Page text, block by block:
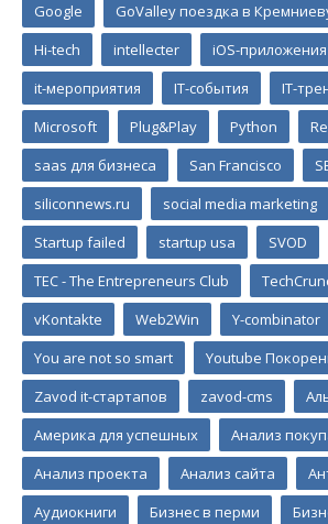
Google
GoValley поездка в
Hi-tech
intellecter
iOS-приложения
it-мероприятия
IT-события IT-
Microsoft
Plug&Play Python
saas для бизнеса
San Francisco
siliconnews.ru
social media marketing
Startup failed
startup usa
SVOD
TEC - The Entrepreneurs Club
vKontakte
Web2Win
Y-combinator
You are not so smart
Youtube
Zavod it-стартапов
zavod-cms
Америка для успешных
Анализ
Анализ проекта
Анализ сайта
Аудиокниги
Бизнес в перми